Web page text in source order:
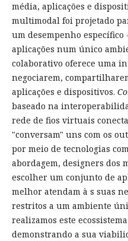
média, aplicações e
multimodal foi projetado
um desempenho
aplicações num único
colaborativo oferece uma
negociarem,
aplicações e dispositivos.
baseado na
rede de fios virtuais
"conversam" uns com os
por meio de tecnologias
abordagem, designers dos
escolher um conjunto de
melhor atendam à s suas
restritos a um ambiente
realizamos este
demonstrando a sua